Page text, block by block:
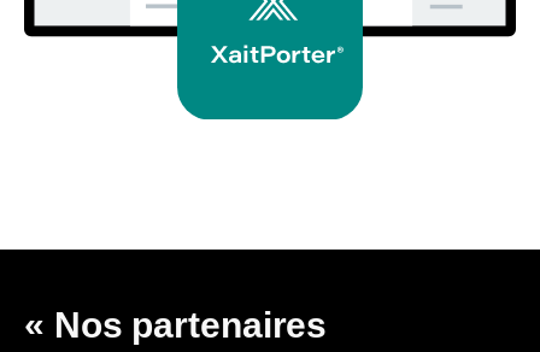
« Nos partenaires